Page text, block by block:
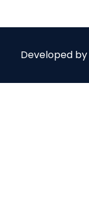
Developed by